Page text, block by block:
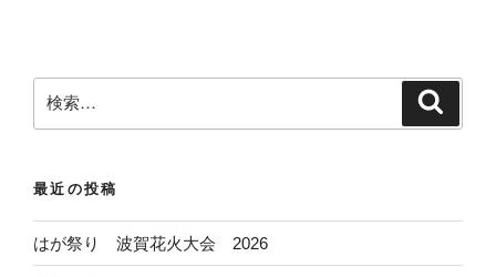
最近の投稿
はが祭り 波賀花火大会 2026